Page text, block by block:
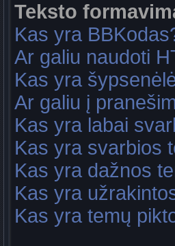
Teksto
Kas yra
Ar galiu naudoti
Kas yra
Ar galiu į
Kas yra labai
Kas yra svarbios
Kas yra dažnos
Kas yra
Kas yra temų